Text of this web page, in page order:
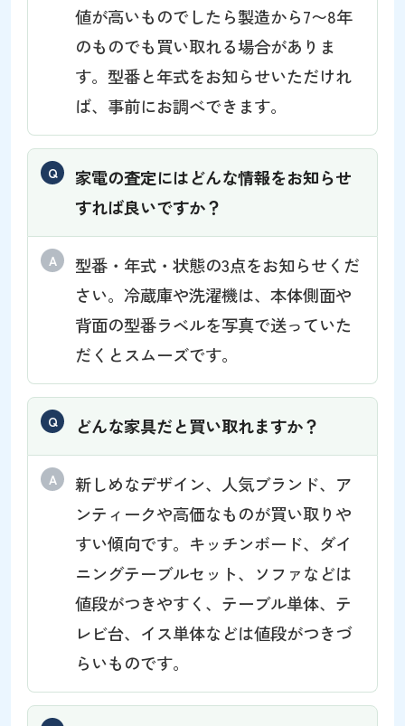
値が高いものでしたら製造から7〜8年
のものでも買い取れる場合がありま
す。型番と年式をお知らせいただけれ
ば、事前にお調べできます。
家電の査定にはどんな情報をお知らせ
すれば良いですか？
型番・年式・状態の3点をお知らせくだ
さい。冷蔵庫や洗濯機は、本体側面や
背面の型番ラベルを写真で送っていた
だくとスムーズです。
どんな家具だと買い取れますか？
新しめなデザイン、人気ブランド、ア
ンティークや高価なものが買い取りや
すい傾向です。キッチンボード、ダイ
ニングテーブルセット、ソファなどは
値段がつきやすく、テーブル単体、テ
レビ台、イス単体などは値段がつきづ
らいものです。